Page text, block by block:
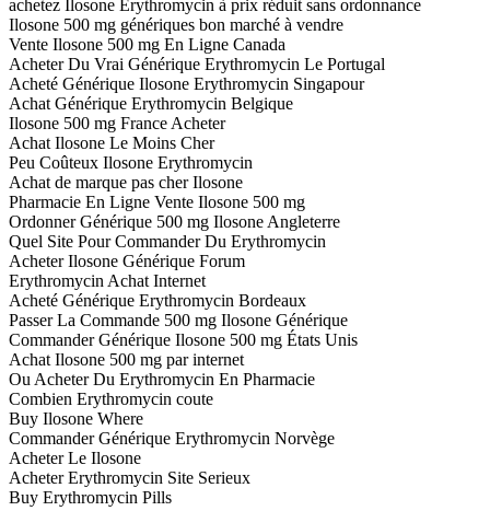
achetez Ilosone Erythromycin à prix réduit sans ordonnance
Ilosone 500 mg génériques bon marché à vendre
Vente Ilosone 500 mg En Ligne Canada
Acheter Du Vrai Générique Erythromycin Le Portugal
Acheté Générique Ilosone Erythromycin Singapour
Achat Générique Erythromycin Belgique
Ilosone 500 mg France Acheter
Achat Ilosone Le Moins Cher
Peu Coûteux Ilosone Erythromycin
Achat de marque pas cher Ilosone
Pharmacie En Ligne Vente Ilosone 500 mg
Ordonner Générique 500 mg Ilosone Angleterre
Quel Site Pour Commander Du Erythromycin
Acheter Ilosone Générique Forum
Erythromycin Achat Internet
Acheté Générique Erythromycin Bordeaux
Passer La Commande 500 mg Ilosone Générique
Commander Générique Ilosone 500 mg États Unis
Achat Ilosone 500 mg par internet
Ou Acheter Du Erythromycin En Pharmacie
Combien Erythromycin coute
Buy Ilosone Where
Commander Générique Erythromycin Norvège
Acheter Le Ilosone
Acheter Erythromycin Site Serieux
Buy Erythromycin Pills